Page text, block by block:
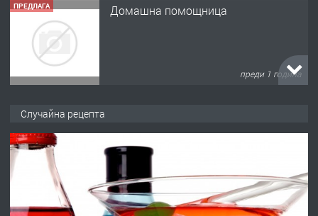
ПРЕДЛАГА Домашна помощница
преди 1 година
УДЪЛЖАВАНЕ НА ЧОВЕШКИЯТ
Случайна рецепта